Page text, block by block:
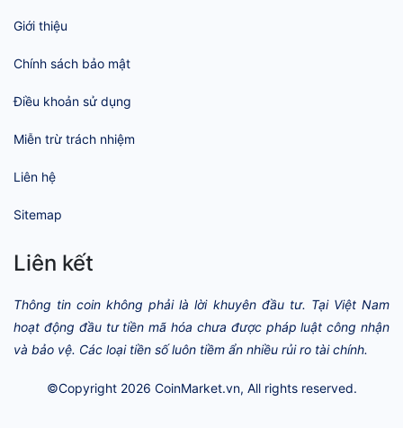
Giới thiệu
Chính sách bảo mật
Điều khoản sử dụng
Miễn trừ trách nhiệm
Liên hệ
Sitemap
Liên kết
Thông tin coin không phải là lời khuyên đầu tư. Tại Việt Nam
hoạt động đầu tư tiền mã hóa chưa được pháp luật công nhận
và bảo vệ. Các loại tiền số luôn tiềm ẩn nhiều rủi ro tài chính.
©Copyright 2026 CoinMarket.vn, All rights reserved.